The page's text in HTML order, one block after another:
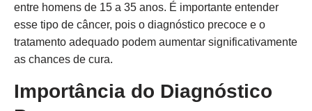
entre homens de 15 a 35 anos. É importante entender
esse tipo de câncer, pois o diagnóstico precoce e o
tratamento adequado podem aumentar significativamente
as chances de cura.
Importância do Diagnóstico